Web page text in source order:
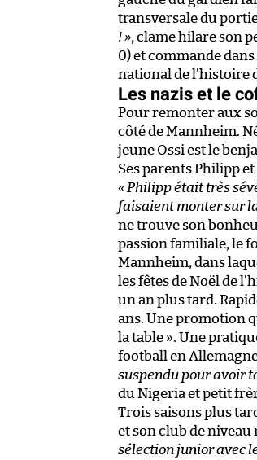
transversale du
! », clame hilare son
0) et commande
national de l’histoire
Les nazis et le
Pour remonter aux
côté de Mannheim.
jeune Ossi est le
Ses parents Philipp
« Philipp était très
faisaient monter sur
ne trouve son
passion familiale, le
Mannheim, dans
les fêtes de Noël de
un an plus tard.
ans. Une promotion
la table ». Une
football en
suspendu pour avoir
du Nigeria et petit
Trois saisons plus
et son club de niveau
sélection junior avec